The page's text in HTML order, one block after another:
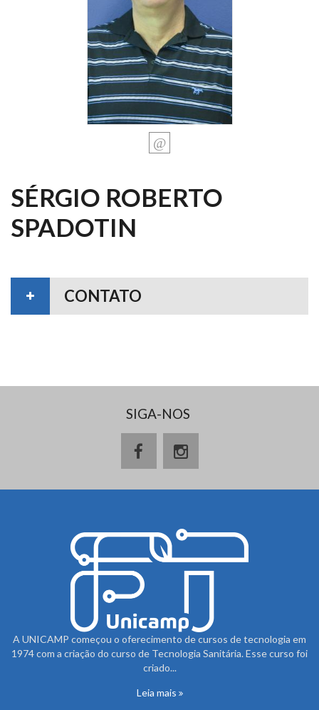
SÉRGIO ROBERTO
SPADOTIN
CONTATO
SIGA-NOS
A UNICAMP começou o oferecimento de cursos de tecnologia em
1974 com a criação do curso de Tecnologia Sanitária. Esse curso foi
criado...
Leia mais